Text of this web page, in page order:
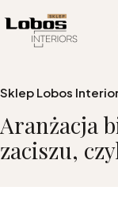
Sklep Lobos
Aranżacja
zaciszu,